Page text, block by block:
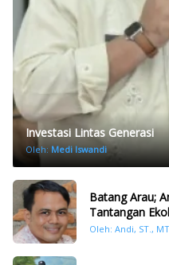
Investasi Lintas Generasi
Oleh: Medi Iswandi
Batang Arau;
Tantangan
Oleh: Andi, ST., MT